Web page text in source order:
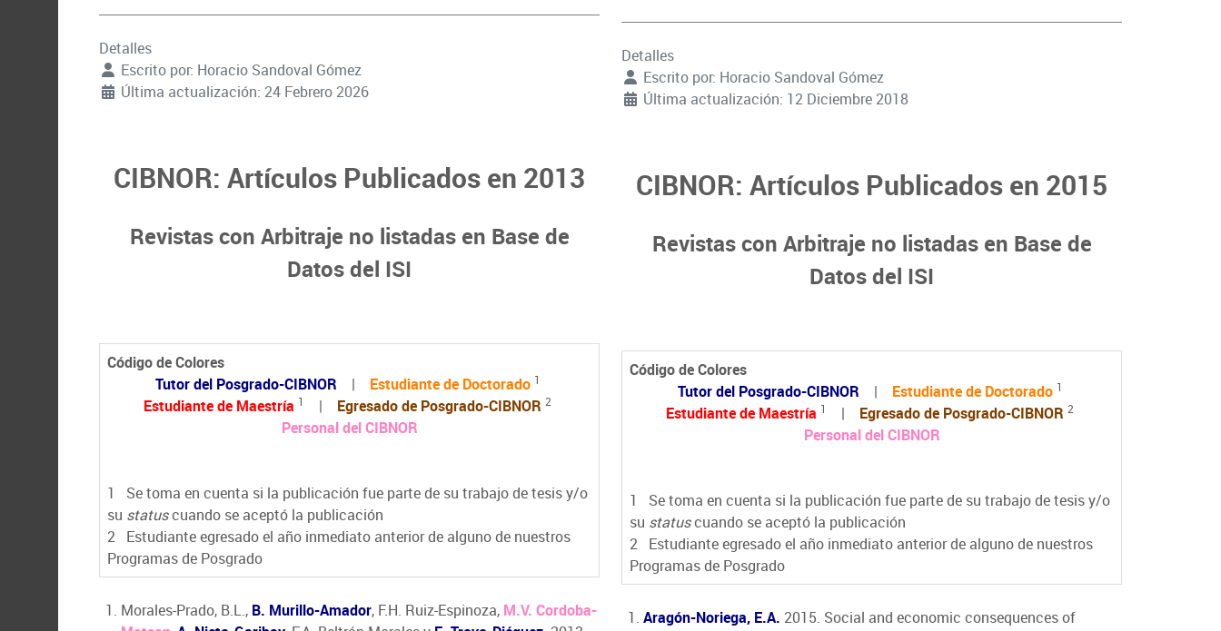
Detalles
Escrito por: Horacio Sandoval Gómez
Última actualización: 24 Febrero 2026
CIBNOR: Artículos Publicados en 2013
Revistas con Arbitraje no listadas en Base de
Datos del ISI
Código de Colores
Tutor del Posgrado-CIBNOR | Estudiante de Doctorado 1
Estudiante de Maestría 1 | Egresado de Posgrado-CIBNOR 2
Personal del CIBNOR
1
Se toma en cuenta si la publicación fue parte de su trabajo de tesis y/o
su statuscuando se aceptó la publicación
2 Estudiante egresado el año inmediato anterior de alguno de nuestros
Programas de Posgrado
Morales-Prado, B.L., B. Murillo-Amador, F.H. Ruiz-Espinoza, M.V. Cordoba-
Detalles
Escrito por: Horacio Sandoval Gómez
Última actualización: 12 Diciembre 2018
CIBNOR: Artículos Publicados en 2015
Revistas con Arbitraje no listadas en Base de
Datos del ISI
Código de Colores
Tutor del Posgrado-CIBNOR | Estudiante de Doctorado 1
Estudiante de Maestría 1 | Egresado de Posgrado-CIBNOR 2
Personal del CIBNOR
1
Se toma en cuenta si la publicación fue parte de su trabajo de tesis y/o
su statuscuando se aceptó la publicación
2 Estudiante egresado el año inmediato anterior de alguno de nuestros
Programas de Posgrado
Aragón-Noriega, E.A. 2015. Social and economic consequences of